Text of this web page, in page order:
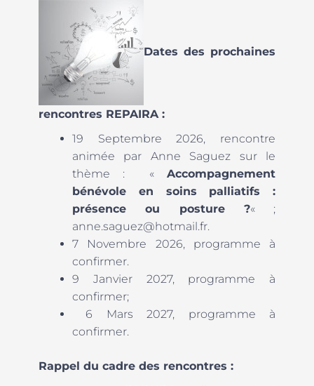
Dates des prochaines
rencontres REPAIRA :
19 Septembre 2026, rencontre
animée par Anne Saguez sur le
thème : « Accompagnement
bénévole en soins palliatifs :
présence ou posture ?« ;
anne.saguez@hotmail.fr.
7 Novembre 2026, programme à
confirmer.
9 Janvier 2027, programme à
confirmer;
6 Mars 2027, programme à
confirmer.
Rappel du cadre des rencontres :